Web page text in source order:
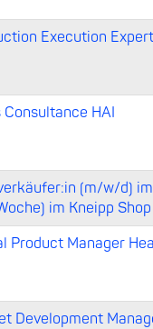
Execution Expert
Consultance HAI
(m/w/d)
im Kneipp
Product Manager
Development